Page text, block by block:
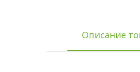
Описание